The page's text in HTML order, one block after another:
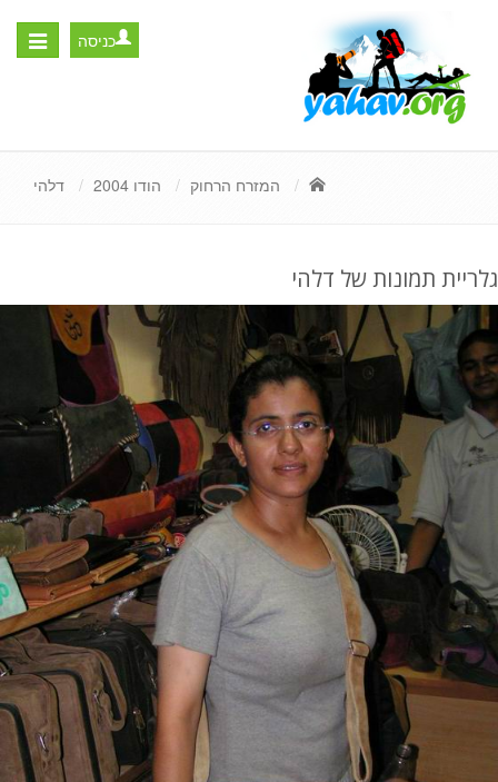
Toggle
כניסה
המזרח הרחוק הודו 2004 דלהי
גלריית תמונות של דלהי